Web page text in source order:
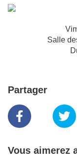
Salle
Partager
Vous aimerez